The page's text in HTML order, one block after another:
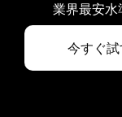
業界最安水
今すぐ試